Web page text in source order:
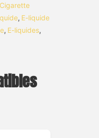
, E-liquide
, E-liquides,